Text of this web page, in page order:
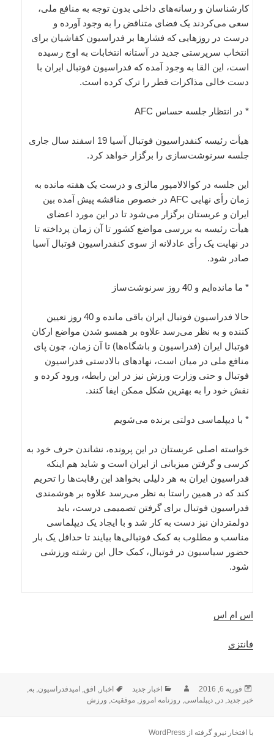
کارشناسان و رسانه‌های داخلی بدون توجه به منافع ملی،
سعی می‌کردند یک فضای متناقض را به وجود آورده و
درست در روزهایی که فشارها بر فدراسیون کفاشیان برای
انتخاب سرپرستی جدید در آستانه انتخابات به اوج رسیده
است، این القا به وجود آمده که فدراسیون فوتبال ایران با
دست خالی مذاکرات قطر را ترک کرده است.
* در انتظار جلسه حساس AFC
هیأت رئیسه کنفدراسیون فوتبال آسیا 19 اسفند سال جاری
جلسه سرنوشت‌سازی را برگزار خواهد کرد.
این جلسه در کوالالامپور مالزی و درست یک هفته مانده به
زمان رأی نهایی AFC در خصوص مناقشه پیش آمده بین
ایران و عربستان برگزار می‌شود تا در این مورد اعضای
هیأت رئیسه به بررسی مواضع کشور تا آن زمان پرداخته تا
در نهایت یک رأی عادلانه از سوی کنفدراسیون فوتبال آسیا
صادر شود.
* ما مانده‌ایم و 40 روز سرنوشت‌ساز
حالا فدراسیون فوتبال ایران باقی مانده و 40 روز تعیین
کننده و به نظر می‌رسد علاوه بر همسو شدن مواضع ارکان
فوتبال ایران (فدراسیون و باشگاه‌ها) تا آن زمان، چون پای
منافع ملی در میان است، نهادهای بالادستی فدراسیون
فوتبال و حتی وزارت ورزش نیز در این رابطه، ورود کرده و
نقش خود را به بهترین شکل ممکن ایفا کنند.
* با دیپلماسی دولتی برنده می‌شویم
خواسته اصلی عربستان در این پرونده، نشاندن حرف خود به
کرسی و گرفتن میزبانی از ایران است و شاید هم اینکه
فدراسیون ایران به هر دلیلی بخواهد این رقابت‌ها را تحریم
کند که در همین راستا به نظر می‌رسد علاوه بر هوشمندی
فدراسیون فوتبال برای گرفتن تصمیمی درست، باید
دولمتردان نیز دست به کار شد و با ایجاد یک دیپلماسی
مناسب و مطلوب به کمک فوتبالی‌ها بیایند تا حداقل یک بار
حضور سیاسیون در فوتبال، کمک حال این رشته ورزشی
شود.
اس ام اس
فانتزی
ارسال
شده
فوریه 6, 2016 نویسندهدسته‌ها
اخبار جدید برچسب‌ها
اخبار, افق, امیدفدراسیون,به,
خبر جدید,در,دیپلماسی, روزنامه امروز,موفقیت, ورزش
با افتخار نیرو گرفته از WordPress